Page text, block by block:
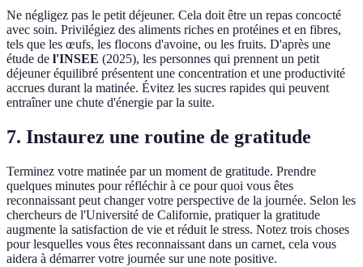
Ne négligez pas le petit déjeuner. Cela doit être un repas concocté
avec soin. Privilégiez des aliments riches en protéines et en fibres,
tels que les œufs, les flocons d'avoine, ou les fruits. D'après une
étude de l'INSEE (2025), les personnes qui prennent un petit
déjeuner équilibré présentent une concentration et une productivité
accrues durant la matinée. Évitez les sucres rapides qui peuvent
entraîner une chute d'énergie par la suite.
7. Instaurez une routine de gratitude
Terminez votre matinée par un moment de gratitude. Prendre
quelques minutes pour réfléchir à ce pour quoi vous êtes
reconnaissant peut changer votre perspective de la journée. Selon les
chercheurs de l'Université de Californie, pratiquer la gratitude
augmente la satisfaction de vie et réduit le stress. Notez trois choses
pour lesquelles vous êtes reconnaissant dans un carnet, cela vous
aidera à démarrer votre journée sur une note positive.